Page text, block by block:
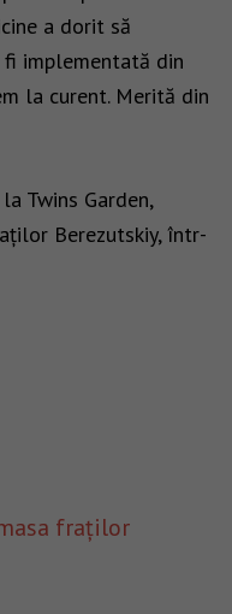
a dorit să
fi implementată din
la curent. Merită din
Twins Garden,
Berezutskiy, într-
fraților